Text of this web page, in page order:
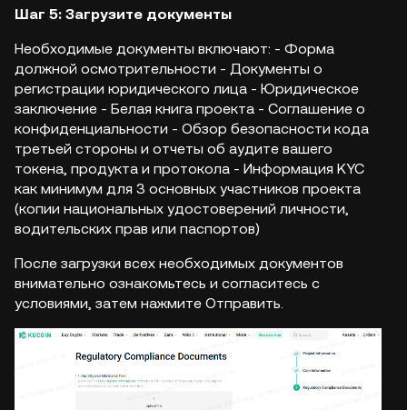
Шаг 5: Загрузите документы
Необходимые документы включают: - Форма
должной осмотрительности - Документы о
регистрации юридического лица - Юридическое
заключение - Белая книга проекта - Соглашение о
конфиденциальности - Обзор безопасности кода
третьей стороны и отчеты об аудите вашего
токена, продукта и протокола - Информация KYC
как минимум для 3 основных участников проекта
(копии национальных удостоверений личности,
водительских прав или паспортов)
После загрузки всех необходимых документов
внимательно ознакомьтесь и согласитесь с
условиями, затем нажмите Отправить.